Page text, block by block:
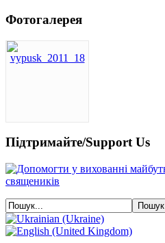
Фотогалерея
Підтримайте/Support Us